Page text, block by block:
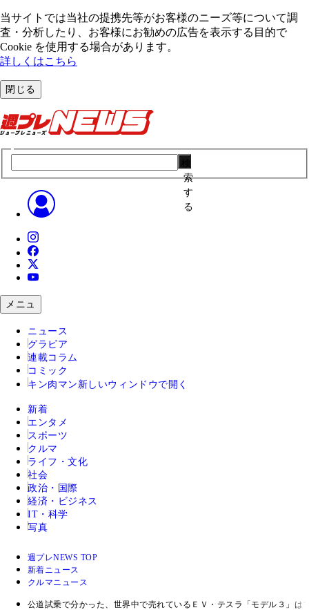
当サイトでは当社の提携先等がお客様のニーズ等について調
査・分析したり、お客様にお勧めの広告を表⽰する⽬的で
Cookie を使⽤する場合があります。
詳しくはこちら
閉じる
索
す
る
メニュ
ニュース
グラビア
連載コラム
コミック
キン肉マン 新しいウィンドウで開く
新着
エンタメ
スポーツ
クルマ
ライフ・文化
社会
政治・国際
経済・ビジネス
IT・科学
写真
週プレNEWS TOP
新着ニュース
クルマニュース
公道試乗で分かった、世界中で売れているＥＶ・テスラ「モデル３」は